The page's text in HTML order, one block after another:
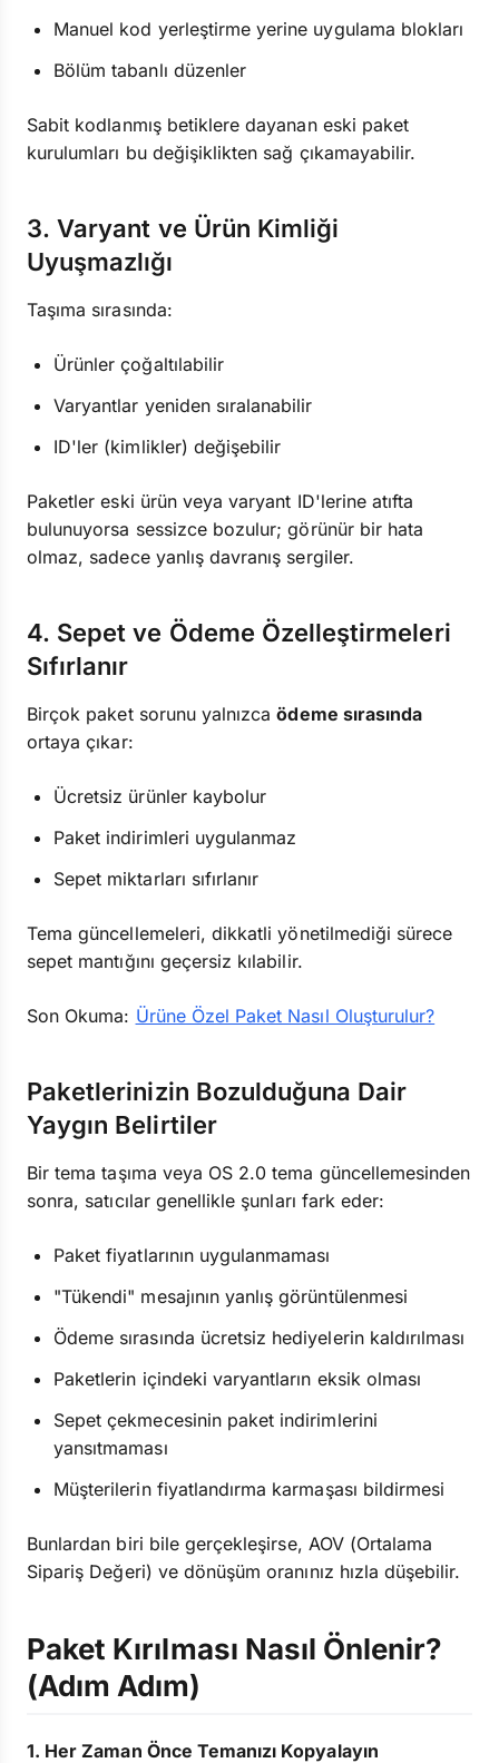
Manuel kod yerleştirme yerine uygulama blokları
Bölüm tabanlı düzenler
Sabit kodlanmış betiklere dayanan eski paket
kurulumları bu değişiklikten sağ çıkamayabilir.
3. Varyant ve Ürün Kimliği
Uyuşmazlığı
Taşıma sırasında:
Ürünler çoğaltılabilir
Varyantlar yeniden sıralanabilir
ID'ler (kimlikler) değişebilir
Paketler eski ürün veya varyant ID'lerine atıfta
bulunuyorsa sessizce bozulur; görünür bir hata
olmaz, sadece yanlış davranış sergiler.
4. Sepet ve Ödeme Özelleştirmeleri
Sıfırlanır
Birçok paket sorunu yalnızcaödeme sırasında
ortaya çıkar:
Ücretsiz ürünler kaybolur
Paket indirimleri uygulanmaz
Sepet miktarları sıfırlanır
Tema güncellemeleri, dikkatli yönetilmediği sürece
sepet mantığını geçersiz kılabilir.
Son Okuma: Ürüne Özel Paket Nasıl Oluşturulur?
Paketlerinizin Bozulduğuna Dair
Yaygın Belirtiler
Bir tema taşıma veya OS 2.0 tema güncellemesinden
sonra, satıcılar genellikle şunları fark eder:
Paket fiyatlarının uygulanmaması
"Tükendi" mesajının yanlış görüntülenmesi
Ödeme sırasında ücretsiz hediyelerin kaldırılması
Paketlerin içindeki varyantların eksik olması
Sepet çekmecesinin paket indirimlerini
yansıtmaması
Müşterilerin fiyatlandırma karmaşası bildirmesi
Bunlardan biri bile gerçekleşirse, AOV (Ortalama
Sipariş Değeri) ve dönüşüm oranınız hızla düşebilir.
Paket Kırılması Nasıl Önlenir?
(Adım Adım)
1. Her Zaman Önce Temanızı Kopyalayın